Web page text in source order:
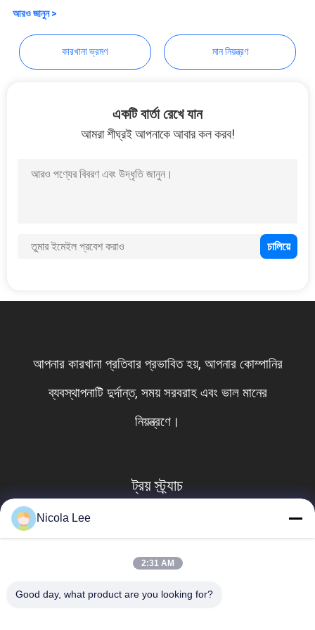
সাইট
ম্যাপ
আরও জানুন >
কারখানা ভ্রমণ মান নিয়ন্ত্রণ
একটি বার্তা রেখে যান
আমরা শীঘ্রই আপনাকে আবার কল করব!
আপনার কারখানা প্রতিবার প্রভাবিত হয়, আপনার কোম্পানির
ব্যবস্থাপনাটি দুর্দান্ত, সময় সরবরাহ এবং ভাল মানের
নিয়ন্ত্রণে।
ট্রয় স্ট্র্যাচ
Nicola Lee
2:31 AM
Good day, what product are you looking for?